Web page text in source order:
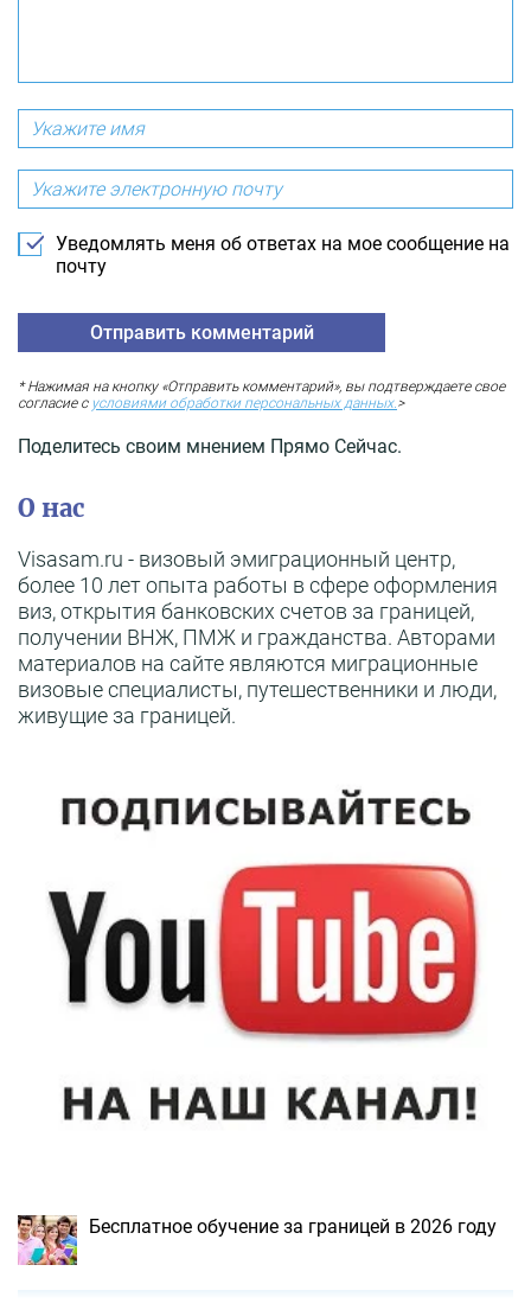
Уведомлять меня об ответах на мое сообщение на
почту
* Нажимая на кнопку «Отправить комментарий», вы подтверждаете свое
согласие с условиями обработки персональных данных.>
Поделитесь своим мнением Прямо Сейчас.
О нас
Visasam.ru - визовый эмиграционный центр,
более 10 лет опыта работы в сфере оформления
виз, открытия банковских счетов за границей,
получении ВНЖ, ПМЖ и гражданства. Авторами
материалов на сайте являются миграционные
визовые специалисты, путешественники и люди,
живущие за границей.
Бесплатное обучение за границей в 2026 году